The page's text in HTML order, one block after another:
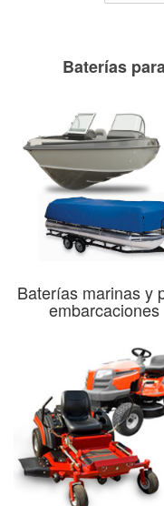
Baterías
Baterías marinas y
embarcaciones